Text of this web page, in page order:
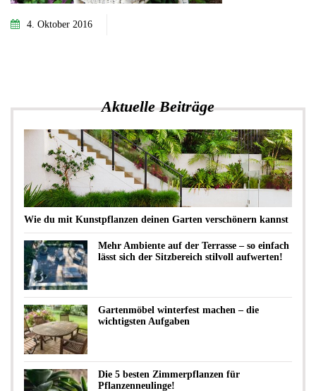
4. Oktober 2016
Aktuelle Beiträge
Wie du mit Kunstpflanzen deinen Garten verschönern kannst
Mehr Ambiente auf der Terrasse – so einfach
lässt sich der Sitzbereich stilvoll aufwerten!
Gartenmöbel winterfest machen – die
wichtigsten Aufgaben
Die 5 besten Zimmerpflanzen für
Pflanzenneulinge!